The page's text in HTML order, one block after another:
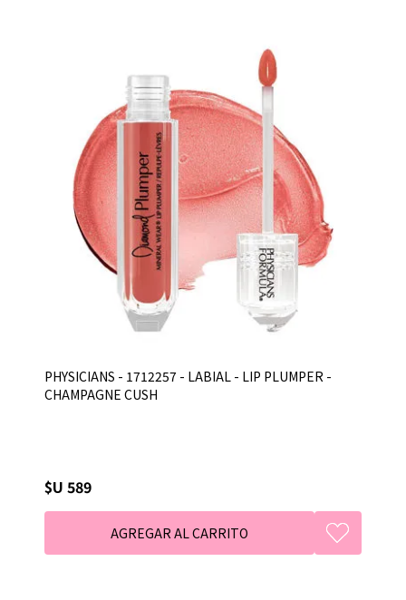
PHYSICIANS - 1712257 - LABIAL - LIP PLUMPER -
CHAMPAGNE CUSH
$U 589